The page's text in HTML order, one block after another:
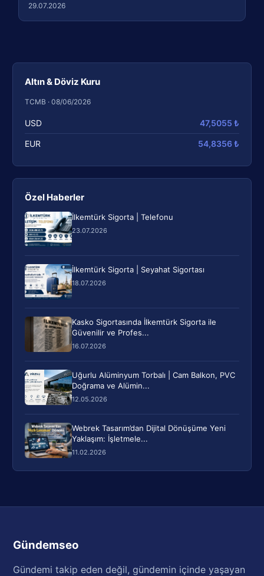
Altın & Döviz Kuru
TCMB · 08/06/2026
USD 47,5055 ₺
EUR 54,8356 ₺
Özel Haberler
İlkemtürk Sigorta | Telefonu
23.07.2026
İlkemtürk Sigorta | Seyahat Sigortası
18.07.2026
Kasko Sigortasında İlkemtürk Sigorta ile
Güvenilir ve Profes...
16.07.2026
Uğurlu Alüminyum Torbalı | Cam Balkon, PVC
Doğrama ve Alümin...
12.05.2026
Webrek Tasarım’dan Dijital Dönüşüme Yeni
Yaklaşım: İşletmele...
11.02.2026
29.07.2026
Gündemseo
Gündemi takip eden değil, gündemin içinde yaşayan